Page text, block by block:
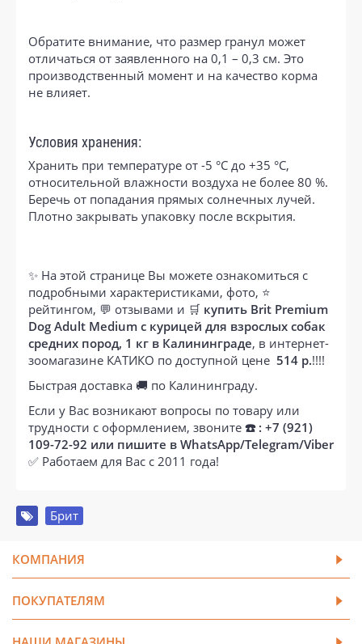
Обратите внимание, что размер гранул может
отличаться от заявленного на 0,1 – 0,3 см. Это
производственный момент и на качество корма
не влияет.
Условия хранения:
Хранить при температуре от -5 °С до +35 °С,
относительной влажности воздуха не более 80 %.
Беречь от попадания прямых солнечных лучей.
Плотно закрывать упаковку после вскрытия.
✨ На этой странице Вы можете ознакомиться с
подробными характеристиками, фото, ⭐
рейтингом, 💬 отзывами и 🛒 купить Brit Premium
Dog Adult Medium с курицей для взрослых собак
средних пород, 1 кг в Калининграде, в интернет-
зоомагазине КАТИКО по доступной цене 514 р.!!!!
Быстрая доставка 🚚 по Калининграду.
Если у Вас возникают вопросы по товару или
трудности с оформлением, звоните ☎️ : +7 (921)
109-72-92 или пишите в WhatsApp/Telegram/Viber
✅ Работаем для Вас с 2011 года!
Брит
КОМПАНИЯ
ПОКУПАТЕЛЯМ